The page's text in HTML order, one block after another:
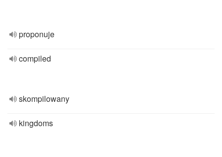
proponuje
compiled
skompilowany
kingdoms